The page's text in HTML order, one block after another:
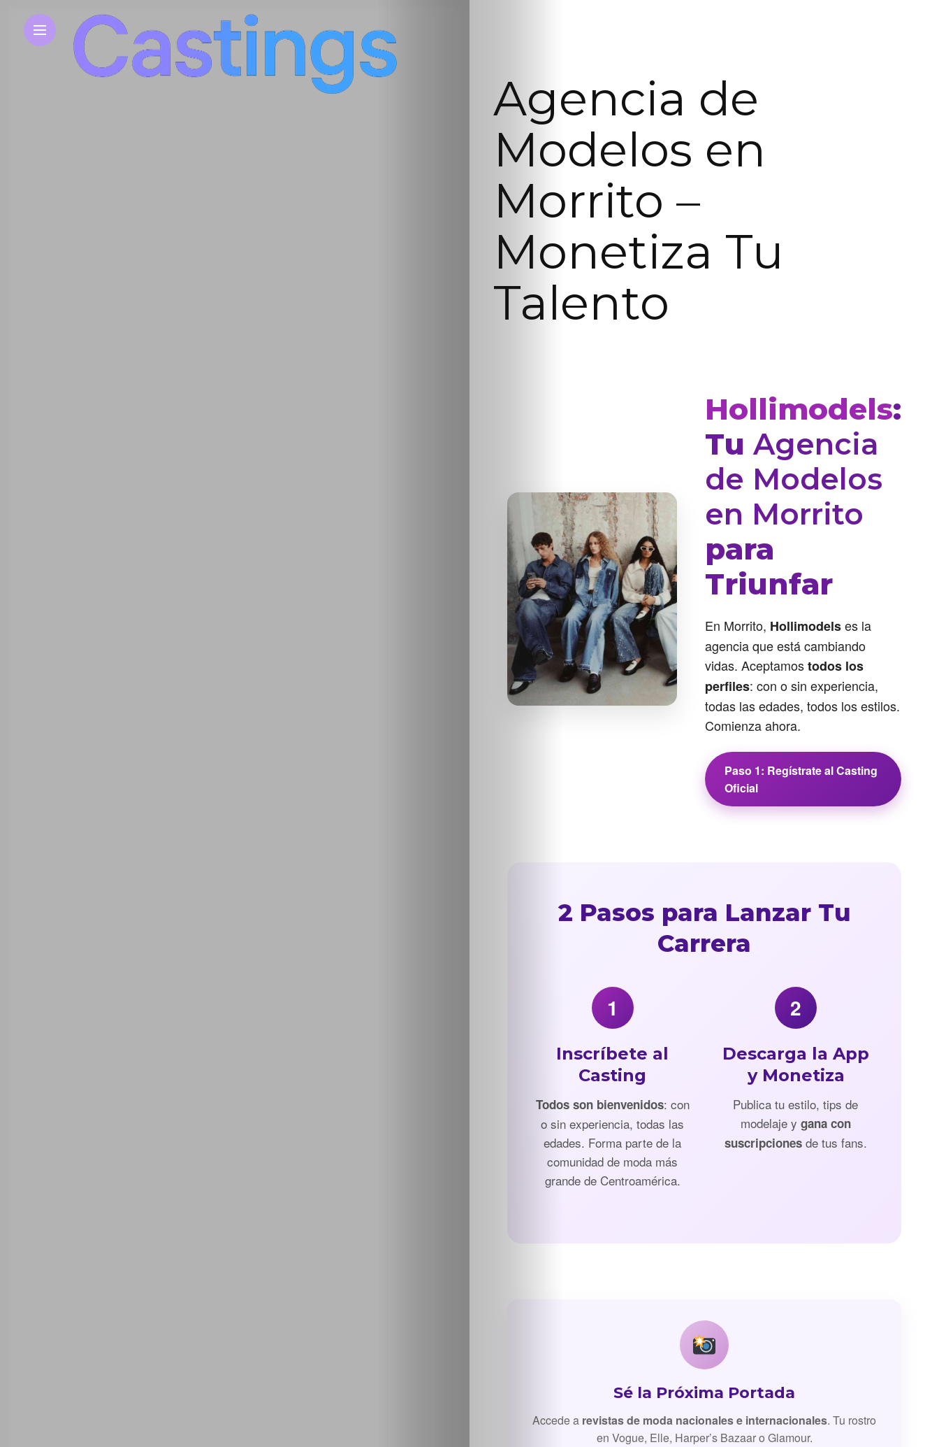
Casting
Agencia de
Modelos en
Morrito –
Monetiza Tu
Talento
Hollimodels:
TuAgencia
de Modelos
en Morrito
para
Triunfar
En Morrito, Hollimodelses la
agencia que está cambiando
vidas. Aceptamostodos los
perfiles: con o sin experiencia,
todas las edades, todos los estilos.
Comienza ahora.
Paso 1: Regístrate al Casting
Oficial
2 Pasos para Lanzar Tu
Carrera
1
Inscríbete al
Casting
Todos son bienvenidos: con
o sin experiencia, todas las
edades. Forma parte de la
comunidad de moda más
grande de Centroamérica.
2
Descarga la App
y Monetiza
Publica tu estilo, tips de
modelaje ygana con
suscripciones de tus fans.
Sé la Próxima Portada
Accede a revistas de moda nacionales e internacionales. Tu rostro
en Vogue, Elle, Harper’s Bazaar o Glamour.